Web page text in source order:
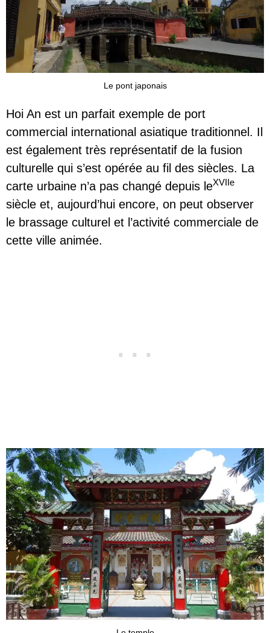
Le pont japonais
Hoi An est un parfait exemple de port
commercial international asiatique traditionnel. Il
est également très représentatif de la fusion
culturelle qui s’est opérée au fil des siècles. La
carte urbaine n’a pas changé depuis leXVIIe
siècle et, aujourd’hui encore, on peut observer
le brassage culturel et l’activité commerciale de
cette ville animée.